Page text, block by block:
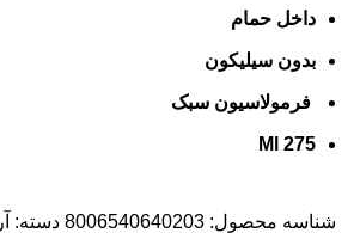
داخل حمام
بدون سیلیکون
فرمولاسیون سبک
275 Ml
شناسه محصول: 8006540640203 دسته: